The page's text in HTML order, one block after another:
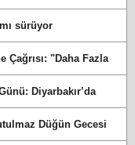
sürüyor
Çağrısı: "Daha Fazla
Diyarbakır’da
Düğün Gecesi